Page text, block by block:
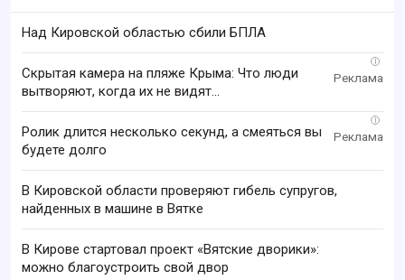
Над Кировской областью сбили БПЛА
i
Скрытая камера на пляже Крыма: Что люди
вытворяют, когда их не видят...
i
Ролик длится несколько секунд, а смеяться вы
будете долго
В Кировской области проверяют гибель супругов,
найденных в машине в Вятке
В Кирове стартовал проект «Вятские дворики»:
можно благоустроить свой двор